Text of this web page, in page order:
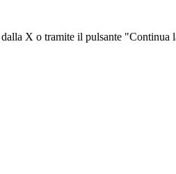
X o tramite il pulsante "Continua